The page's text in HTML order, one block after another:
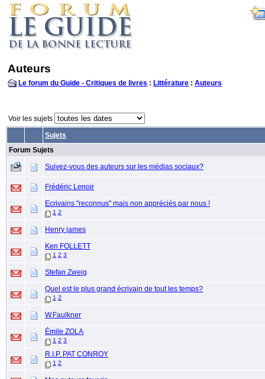
Auteurs
Le forum du Guide - Critiques de livres : Littérature : Auteurs
Voir les sujets
Sujets
Forum Sujets
Suivez-vous des auteurs sur les médias sociaux?
Frédéric Lenoir
Ecrivains "reconnus" mais non appréciés par nous !
1 2
Henry james
Ken FOLLETT
1 2 3
Stefan Zweig
Quel est le plus grand écrivain de tout les temps?
1 2
W.Faulkner
Émile ZOLA
1 2 3
R.I.P. PAT CONROY
1 2